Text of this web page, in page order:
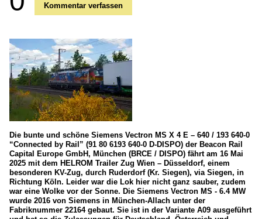
Kommentar verfassen
Die bunte und schöne Siemens Vectron MS X 4 E – 640 / 193 640-0
“Connected by Rail” (91 80 6193 640-0 D-DISPO) der Beacon Rail
Capital Europe GmbH, München (BRCE / DISPO) fährt am 16 Mai
2025 mit dem HELROM Trailer Zug Wien – Düsseldorf, einem
besonderen KV-Zug, durch Ruderdorf (Kr. Siegen), via Siegen, in
Richtung Köln. Leider war die Lok hier nicht ganz sauber, zudem
war eine Wolke vor der Sonne. Die Siemens Vectron MS - 6.4 MW
wurde 2016 von Siemens in München-Allach unter der
Fabriknummer 22164 gebaut. Sie ist in der Variante A09 ausgeführt